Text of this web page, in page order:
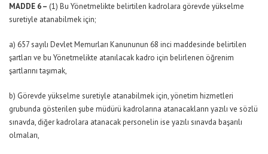
MADDE 6 – (1) Bu Yönetmelikte belirtilen kadrolara görevde yükselme
suretiyle atanabilmek için;
a) 657 sayılı Devlet Memurları Kanununun 68 inci maddesinde belirtilen
şartları ve bu Yönetmelikte atanılacak kadro için belirlenen öğrenim
şartlarını taşımak,
b) Görevde yükselme suretiyle atanabilmek için, yönetim hizmetleri
grubunda gösterilen şube müdürü kadrolarına atanacakların yazılı ve sözlü
sınavda, diğer kadrolara atanacak personelin ise yazılı sınavda başarılı
olmaları,